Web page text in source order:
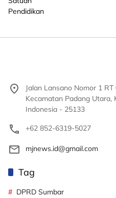
Jalan Lansano Nomor 1
Kecamatan Padang Utara,
Indonesia - 25133
+62 852-6319-5027
mjnews.id@gmail.com
Tag
DPRD Sumbar